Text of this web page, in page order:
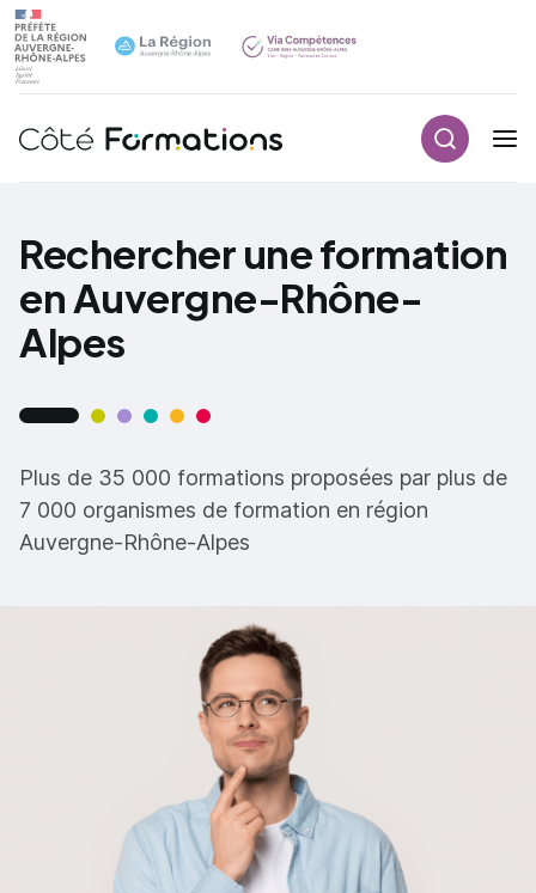
Navigation principale
Rechercher une formation
en Auvergne-Rhône-
Alpes
Plus de 35 000 formations proposées par plus de
7 000 organismes de formation en région
Auvergne-Rhône-Alpes